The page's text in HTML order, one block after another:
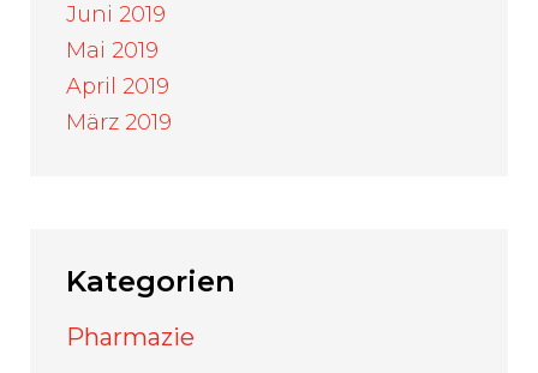
Juni 2019
Mai 2019
April 2019
März 2019
Kategorien
Pharmazie